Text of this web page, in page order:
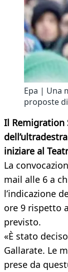
Epa | Una
proposte
Il
iniziare al
La
mail alle 6 a
l’indicazione
ore 9 rispetto
previsto.
«È stato
Gallarate. Le
prese da